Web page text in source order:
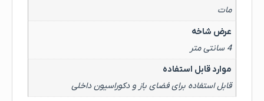
مات
عرض شاخه
4 سانتی متر
موارد قابل استفاده
قابل استفاده برای فضای باز و دکوراسیون داخلی